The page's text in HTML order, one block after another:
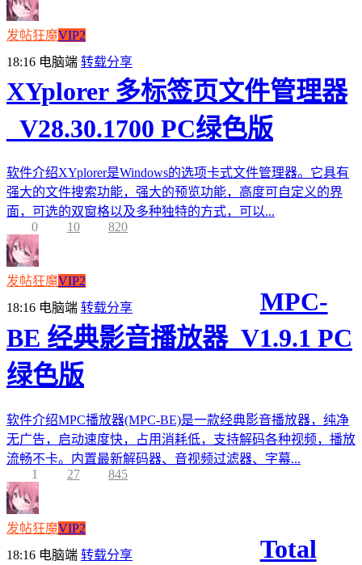
发帖狂魔VIP2
18:16 电脑端 转载分享
XYplorer 多标签页文件管理器
_V28.30.1700 PC绿色版
软件介绍XYplorer是Windows的选项卡式文件管理器。它具有
强大的文件搜索功能，强大的预览功能，高度可自定义的界
面，可选的双窗格以及多种独特的方式，可以...
0
10 820
发帖狂魔VIP2
18:16 电脑端 转载分享
MPC-
BE 经典影音播放器_V1.9.1 PC
绿色版
软件介绍MPC播放器(MPC-BE)是一款经典影音播放器，纯净
无广告，启动速度快，占用消耗低，支持解码各种视频，播放
流畅不卡。内置最新解码器、音视频过滤器、字幕...
1
27 845
发帖狂魔VIP2
18:16 电脑端 转载分享
Total